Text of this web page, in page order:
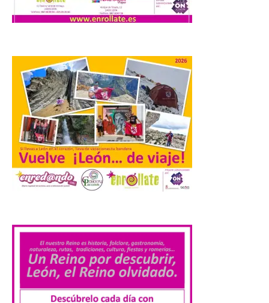
La programación
incorpora un amplio
calendario de actividades
Bañeza inauguró en la tarde de este
martes 4 de agosto una nueva edición de
su tradicional Mercado Medieval, que
hasta el próximo 6 […]
Un viaje a la Antigüedad:
el Museo del Prado
propone un recorrido por
obras de su Colección de
inspiración clásica
Al hilo del estreno de La
Odisea de Christopher
Nolan. La pieza de vídeo
reúne una selección de
Antigüedad clásica, la mitología y los